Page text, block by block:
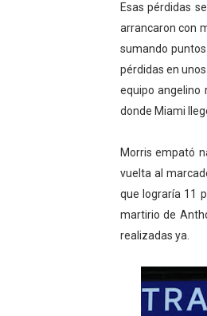
Esas pérdidas
arrancaron con
sumando
pérdidas en
equipo angelino
donde Miami
Morris empató
vuelta al
que lograría 11
martirio de
realizadas ya.